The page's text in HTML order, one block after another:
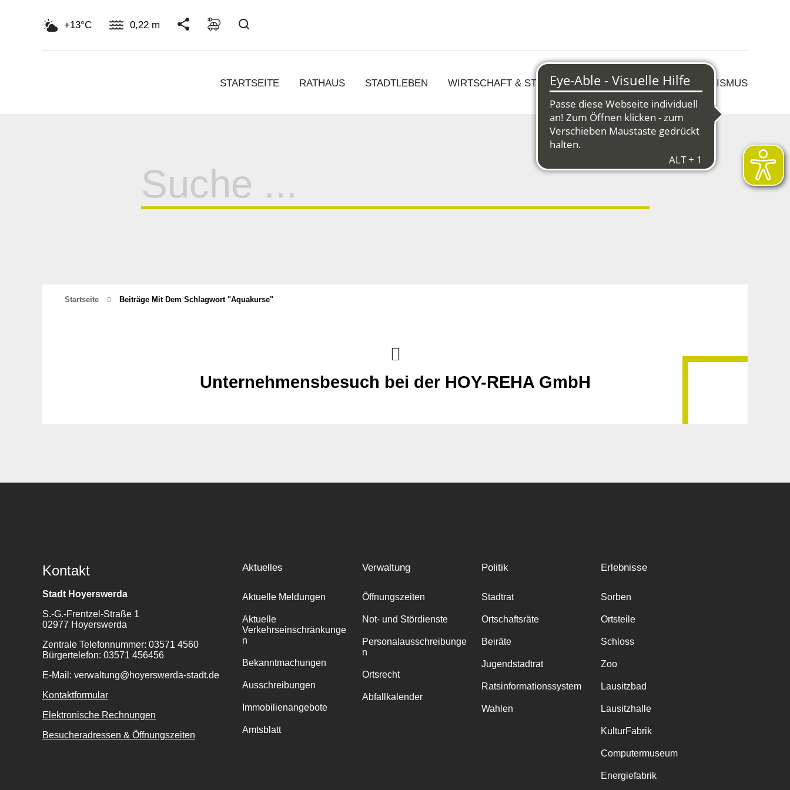
+13°C 0,22 m
STARTSEITE RATHAUS STADTLEBEN WIRTSCHAFT & STRUKTURWANDEL KULTUR & TOURISMUS
für:
Startseite Beiträge Mit Dem Schlagwort "aquakurse"
Unternehmensbesuch bei der HOY-REHA GmbH
Kontakt
Stadt Hoyerswerda
S.-G.-Frentzel-Straße 1
02977 Hoyerswerda
Zentrale Telefonnummer: 03571 4560
Bürgertelefon: 03571 456456
E-Mail: verwaltung@hoyerswerda-stadt.de
Kontaktformular
Elektronische Rechnungen
Besucheradressen & Öffnungszeiten
Aktuelles
Aktuelle Meldungen
Aktuelle
Verkehrseinschränkunge
n
Bekanntmachungen
Ausschreibungen
Immobilienangebote
Amtsblatt
Verwaltung
Öffnungszeiten
Not- und Stördienste
Personalausschreibunge
n
Ortsrecht
Abfallkalender
Politik
Stadtrat
Ortschaftsräte
Beiräte
Jugendstadtrat
Ratsinformationssystem
Wahlen
Erlebnisse
Sorben
Ortsteile
Schloss
Zoo
Lausitzbad
Lausitzhalle
KulturFabrik
Computermuseum
Energiefabrik